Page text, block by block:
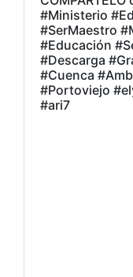
#Ministerio
#SerMaestro
#Educación
#Descarga
#Cuenca
#Portoviejo
#ari7